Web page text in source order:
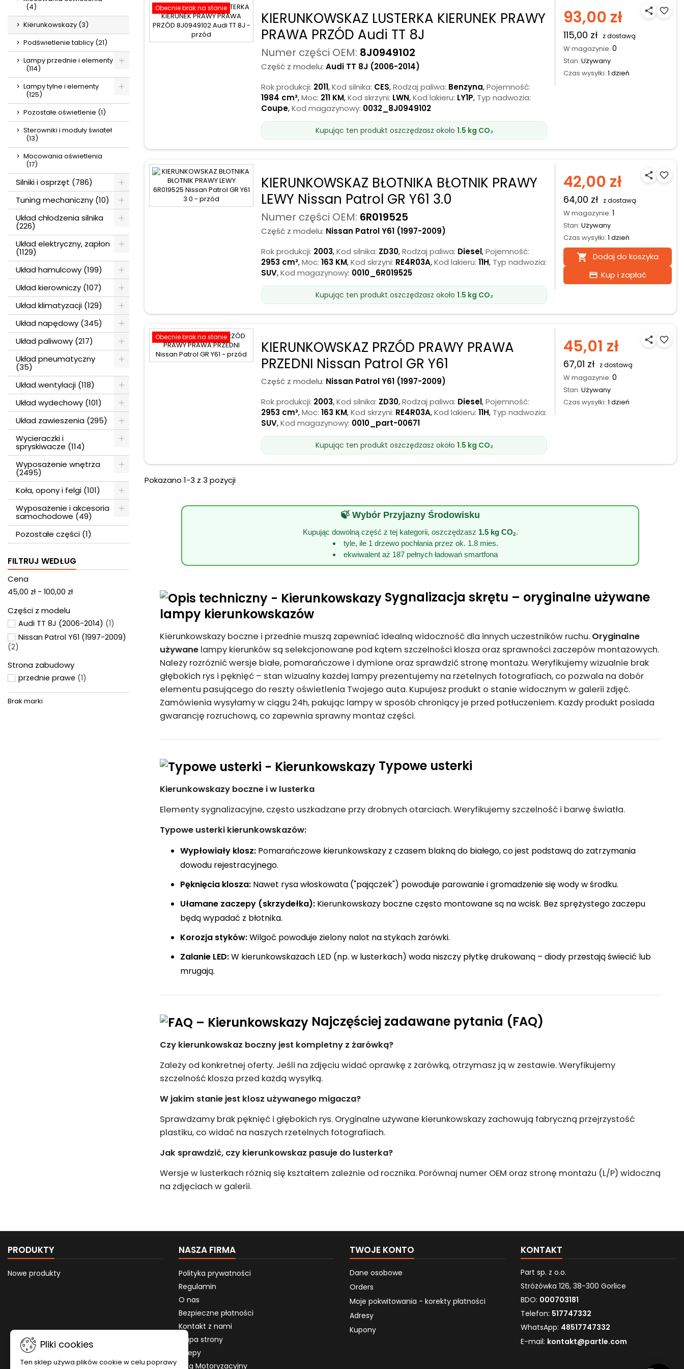
FILTRUJ WEDŁUG
Cena
45,00 zł - 100,00 zł
Części z modelu
Audi TT 8J (2006-2014) (1)
Nissan Patrol Y61 (1997-2009)
(2)
Strona zabudowy
przednie prawe (1)
Brak marki
(4)
Kierunkowskazy (3)
Podświetlenie tablicy (21)
Lampy przednie i elementy
(114)
Lampy tylne i elementy
(125)
Pozostałe oświetlenie (1)
Sterowniki i moduły świateł
(13)
Mocowania oświetlenia
(17)
Silniki i osprzęt (786)
Tuning mechaniczny (10)
Układ chłodzenia silnika
(226)
Układ elektryczny, zapłon
(1129)
Układ hamulcowy (199)
Układ kierowniczy (107)
Układ klimatyzacji (129)
Układ napędowy (345)
Układ paliwowy (217)
Układ pneumatyczny
(35)
Układ wentylacji (118)
Układ wydechowy (101)
Układ zawieszenia (295)
Wycieraczki i
spryskiwacze (114)
Wyposażenie wnętrza
(2495)
Koła, opony i felgi (101)
Wyposażenie i akcesoria
samochodowe (49)
Pozostałe części (1)
Obecnie brak na stanie
KIERUNKOWSKAZ LUSTERKA KIERUNEK PRAWY
PRAWA PRZÓD Audi TT 8J
Numer części OEM: 8J0949102
Część z modelu: Audi TT 8J (2006-2014)
Rok produkcji: 2011,Kod silnika: CES,Rodzaj paliwa: Benzyna,Pojemność:
1984 cm³,Moc: 211 KM,Kod skrzyni: LWN,Kod lakieru: LY1P, Typ nadwozia:
Coupe,Kod magazynowy: 0032_8J0949102
Kupując ten produkt oszczędzasz około 1.5 kg CO₂
share favorite_border
93,00 zł
115,00 zł z dostawą
W magazynie: 0
Stan: Używany
Czas wysyłki: 1 dzień
KIERUNKOWSKAZ BŁOTNIKA BŁOTNIK PRAWY
LEWY Nissan Patrol GR Y61 3.0
Numer części OEM: 6R019525
Część z modelu: Nissan Patrol Y61 (1997-2009)
Rok produkcji: 2003,Kod silnika: ZD30,Rodzaj paliwa: Diesel,Pojemność:
2953 cm³,Moc: 163 KM,Kod skrzyni: RE4R03A,Kod lakieru: 11H, Typ nadwozia:
SUV,Kod magazynowy: 0010_6R019525
Kupując ten produkt oszczędzasz około 1.5 kg CO₂
share favorite_border
42,00 zł
64,00 zł z dostawą
W magazynie: 1
Stan: Używany
Czas wysyłki: 1 dzień
 Dodaj do koszyka
credit_card Kup i zapłać
Obecnie brak na stanie
KIERUNKOWSKAZ PRZÓD PRAWY PRAWA
PRZEDNI Nissan Patrol GR Y61
Część z modelu: Nissan Patrol Y61 (1997-2009)
Rok produkcji: 2003,Kod silnika: ZD30,Rodzaj paliwa: Diesel,Pojemność:
2953 cm³,Moc: 163 KM,Kod skrzyni: RE4R03A,Kod lakieru: 11H, Typ nadwozia:
SUV,Kod magazynowy: 0010_part-00671
Kupując ten produkt oszczędzasz około 1.5 kg CO₂
share favorite_border
45,01 zł
67,01 zł z dostawą
W magazynie: 0
Stan: Używany
Czas wysyłki: 1 dzień
Pokazano 1-3 z 3 pozycji
🍃 Wybór Przyjazny Środowisku
Kupując dowolną część z tej kategorii, oszczędzasz 1.5 kg CO2.
tyle, ile 1 drzewo pochłania przez ok. 1.8 mies.
ekwiwalent aż 187 pełnych ładowań smartfona
Sygnalizacja skrętu – oryginalne używane
lampy kierunkowskazów
Kierunkowskazy boczne i przednie muszą zapewniać idealną widoczność dla innych uczestników ruchu. Oryginalne
używanelampy kierunków są selekcjonowane pod kątem szczelności klosza oraz sprawności zaczepów montażowych.
Należy rozróżnić wersje białe, pomarańczowe i dymione oraz sprawdzić stronę montażu. Weryfikujemy wizualnie brak
głębokich rys i pęknięć – stan wizualny każdej lampy prezentujemy na rzetelnych fotografiach, co pozwala na dobór
elementu pasującego do reszty oświetlenia Twojego auta. Kupujesz produkt o stanie widocznym w galerii zdjęć.
Zamówienia wysyłamy w ciągu 24h, pakując lampy w sposób chroniący je przed potłuczeniem. Każdy produkt posiada
gwarancję rozruchową, co zapewnia sprawny montaż części.
Typowe usterki
Kierunkowskazy boczne i w lusterka
Elementy sygnalizacyjne, często uszkadzane przy drobnych otarciach. Weryfikujemy szczelność i barwę światła.
Typowe usterki kierunkowskazów:
Wypłowiały klosz:Pomarańczowe kierunkowskazy z czasem blakną do białego, co jest podstawą do zatrzymania
dowodu rejestracyjnego.
Pęknięcia klosza:Nawet rysa włoskowata ("pajączek") powoduje parowanie i gromadzenie się wody w środku.
Ułamane zaczepy (skrzydełka):Kierunkowskazy boczne często montowane są na wcisk. Bez sprężystego zaczepu
będą wypadać z błotnika.
Korozja styków:Wilgoć powoduje zielony nalot na stykach żarówki.
Zalanie LED:W kierunkowskazach LED (np. w lusterkach) woda niszczy płytkę drukowaną – diody przestają świecić lub
mrugają.
Najczęściej zadawane pytania (FAQ)
Czy kierunkowskaz boczny jest kompletny z żarówką?
Zależy od konkretnej oferty. Jeśli na zdjęciu widać oprawkę z żarówką, otrzymasz ją w zestawie. Weryfikujemy
szczelność klosza przed każdą wysyłką.
W jakim stanie jest klosz używanego migacza?
Sprawdzamy brak pęknięć i głębokich rys. Oryginalne używane kierunkowskazy zachowują fabryczną przejrzystość
plastiku, co widać na naszych rzetelnych fotografiach.
Jak sprawdzić, czy kierunkowskaz pasuje do lusterka?
Wersje w lusterkach różnią się kształtem zależnie od rocznika. Porównaj numer OEM oraz stronę montażu (L/P) widoczną
na zdjęciach w galerii.
PRODUKTY
Nowe produkty
NASZA FIRMA
Polityka prywatności
Regulamin
O nas
Bezpieczne płatności
Kontakt z nami
Mapa strony
Sklepy
Blog Motoryzacyjny
TWOJE KONTO
Dane osobowe
Orders
Moje pokwitowania - korekty płatności
Adresy
Kupony
KONTAKT
Part sp. z o.o.
Stróżówka 126, 38-300 Gorlice
BDO: 000703181
Telefon: 517747332
WhatsApp: 48517747332
E-mail: kontakt@partle.com
Pliki cookies
Ten sklep używa plików cookie w celu poprawy